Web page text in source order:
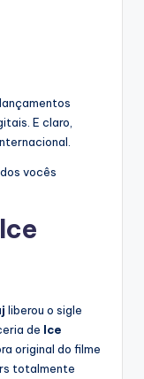
E claro,
vocês
liberou o sigle
de Ice
original do filme
totalmente